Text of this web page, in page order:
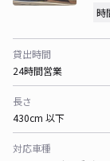
時
貸出時間
24時間営業
長さ
430cm 以下
対応車種